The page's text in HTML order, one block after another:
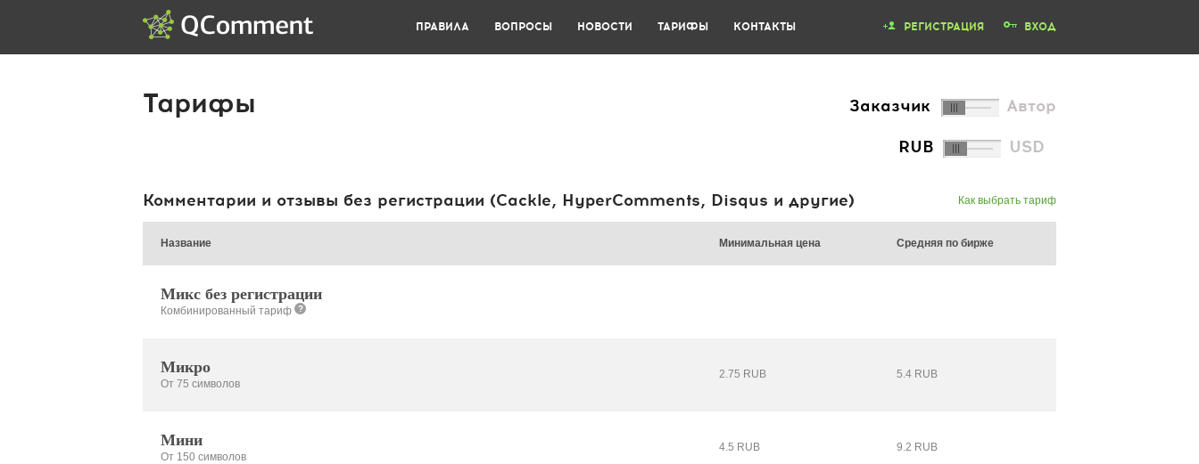
ПРАВИЛА ВОПРОСЫ НОВОСТИ ТАРИФЫ КОНТАКТЫ РЕГИСТРАЦИЯ ВХОД
Тарифы Заказчик
Автор
RUB
USD
Комментарии и отзывы без регистрации (Cackle, HyperComments, Disqus и другие) Как выбрать тариф
Название Минимальная цена Средняя по бирже
Микс без регистрации
Комбинированный тариф ?
Микро
От 75 символов
2.75 RUB 5.4 RUB
Мини
От 150 символов
4.5 RUB 9.2 RUB